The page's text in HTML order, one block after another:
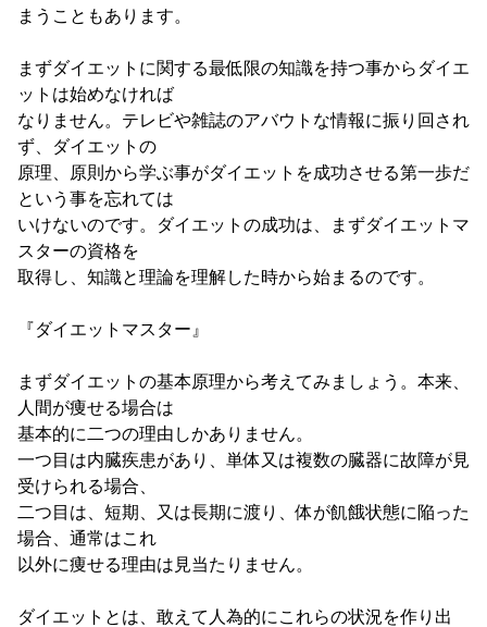
まうこともあります。
まずダイエットに関する最低限の知識を持つ事からダイエ
ットは始めなければ
なりません。テレビや雑誌のアバウトな情報に振り回され
ず、ダイエットの
原理、原則から学ぶ事がダイエットを成功させる第一歩だ
という事を忘れては
いけないのです。ダイエットの成功は、まずダイエットマ
スターの資格を
取得し、知識と理論を理解した時から始まるのです。
『ダイエットマスター』
まずダイエットの基本原理から考えてみましょう。本来、
人間が痩せる場合は
基本的に二つの理由しかありません。
一つ目は内臓疾患があり、単体又は複数の臓器に故障が見
受けられる場合、
二つ目は、短期、又は長期に渡り、体が飢餓状態に陥った
場合、通常はこれ
以外に痩せる理由は見当たりません。
ダイエットとは、敢えて人為的にこれらの状況を作り出